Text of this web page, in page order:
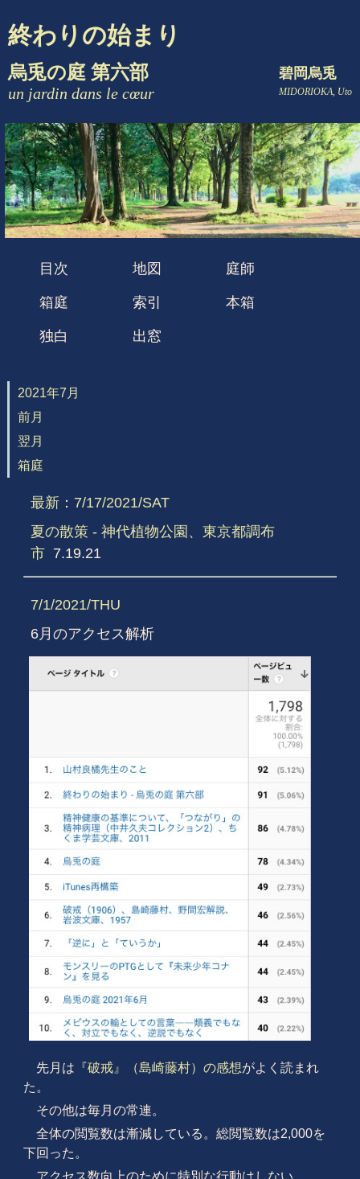
終わりの始まり
烏兎の庭 第六部
un jardin dans le cœur
碧岡烏兎
MIDORIOKA, Uto
目次 地図 庭師
箱庭 索引 本箱
独白 出窓
2021年7月
前月
翌月
箱庭
最新： 7/17/2021/SAT
夏の散策 - 神代植物公園、東京都調布
市7.19.21
7/1/2021/THU
6月のアクセス解析
先月は 『破戒』（島崎藤村）の感想がよく読まれ
た。
その他は毎月の常連。
全体の閲覧数は漸減している。総閲覧数は2,000を
下回った。